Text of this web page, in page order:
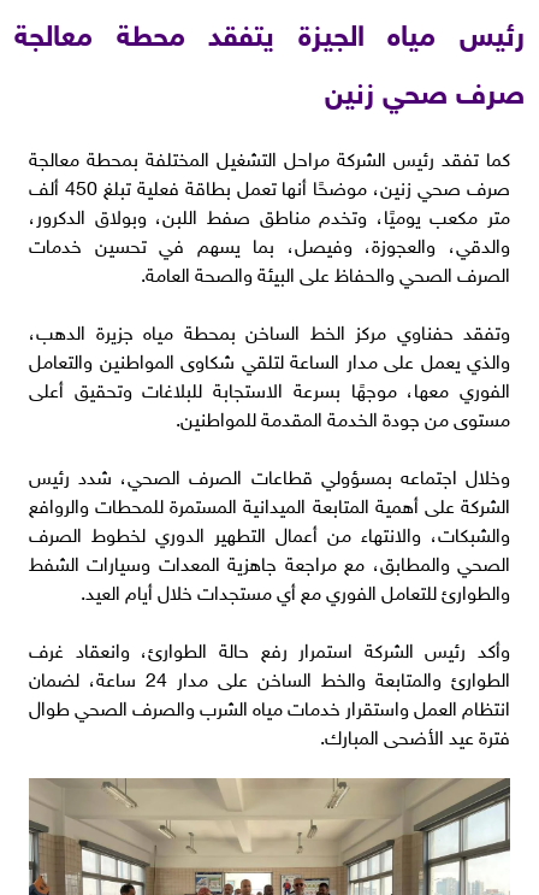
رئيس مياه الجيزة يتفقد محطة معالجة
صرف صحي زنين
كما تفقد رئيس الشركة مراحل التشغيل المختلفة بمحطة معالجة
صرف صحي زنين، موضحًا أنها تعمل بطاقة فعلية تبلغ 450 ألف
متر مكعب يوميًا، وتخدم مناطق صفط اللبن، وبولاق الدكرور،
والدقي، والعجوزة، وفيصل، بما يسهم في تحسين خدمات
الصرف الصحي والحفاظ على البيئة والصحة العامة.
وتفقد حفناوي مركز الخط الساخن بمحطة مياه جزيرة الدهب،
والذي يعمل على مدار الساعة لتلقي شكاوى المواطنين والتعامل
الفوري معها، موجهًا بسرعة الاستجابة للبلاغات وتحقيق أعلى
مستوى من جودة الخدمة المقدمة للمواطنين.
وخلال اجتماعه بمسؤولي قطاعات الصرف الصحي، شدد رئيس
الشركة على أهمية المتابعة الميدانية المستمرة للمحطات والروافع
والشبكات، والانتهاء من أعمال التطهير الدوري لخطوط الصرف
الصحي والمطابق، مع مراجعة جاهزية المعدات وسيارات الشفط
والطوارئ للتعامل الفوري مع أي مستجدات خلال أيام العيد.
وأكد رئيس الشركة استمرار رفع حالة الطوارئ، وانعقاد غرف
الطوارئ والمتابعة والخط الساخن على مدار 24 ساعة، لضمان
انتظام العمل واستقرار خدمات مياه الشرب والصرف الصحي طوال
فترة عيد الأضحى المبارك.